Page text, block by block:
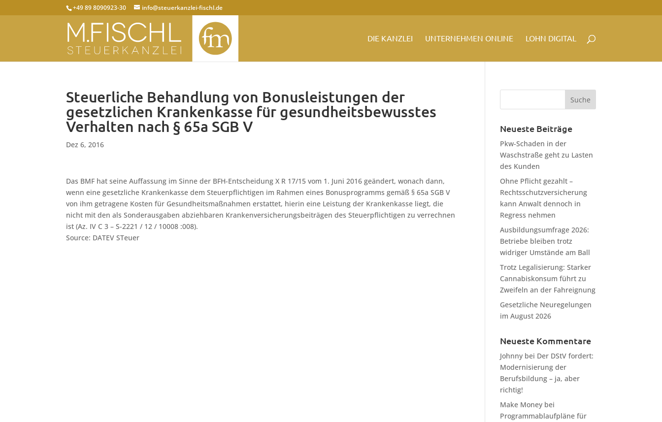
+49 89 8090923-30 info@steuerkanzlei-fischl.de
DIE KANZLEI UNTERNEHMEN ONLINE LOHN DIGITAL
Steuerliche Behandlung von Bonusleistungen der
gesetzlichen Krankenkasse für gesundheitsbewusstes
Verhalten nach § 65a SGB V
Dez 6, 2016
Das BMF hat seine Auffassung im Sinne der BFH-Entscheidung X R 17/15 vom 1. Juni 2016 geändert, wonach dann,
wenn eine gesetzliche Krankenkasse dem Steuerpflichtigen im Rahmen eines Bonusprogramms gemäß § 65a SGB V
von ihm getragene Kosten für Gesundheitsmaßnahmen erstattet, hierin eine Leistung der Krankenkasse liegt, die
nicht mit den als Sonderausgaben abziehbaren Krankenversicherungsbeiträgen des Steuerpflichtigen zu verrechnen
ist (Az. IV C 3 – S-2221 / 12 / 10008 :008).
Source: DATEV STeuer
Neueste Beiträge
Pkw-Schaden in der
Waschstraße geht zu Lasten
des Kunden
Ohne Pflicht gezahlt –
Rechtsschutzversicherung
kann Anwalt dennoch in
Regress nehmen
Ausbildungsumfrage 2026:
Betriebe bleiben trotz
widriger Umstände am Ball
Trotz Legalisierung: Starker
Cannabiskonsum führt zu
Zweifeln an der Fahreignung
Gesetzliche Neuregelungen
im August 2026
Neueste Kommentare
Johnny bei Der DStV fordert:
Modernisierung der
Berufsbildung – ja, aber
richtig!
Make Money bei
Programmablaufpläne für